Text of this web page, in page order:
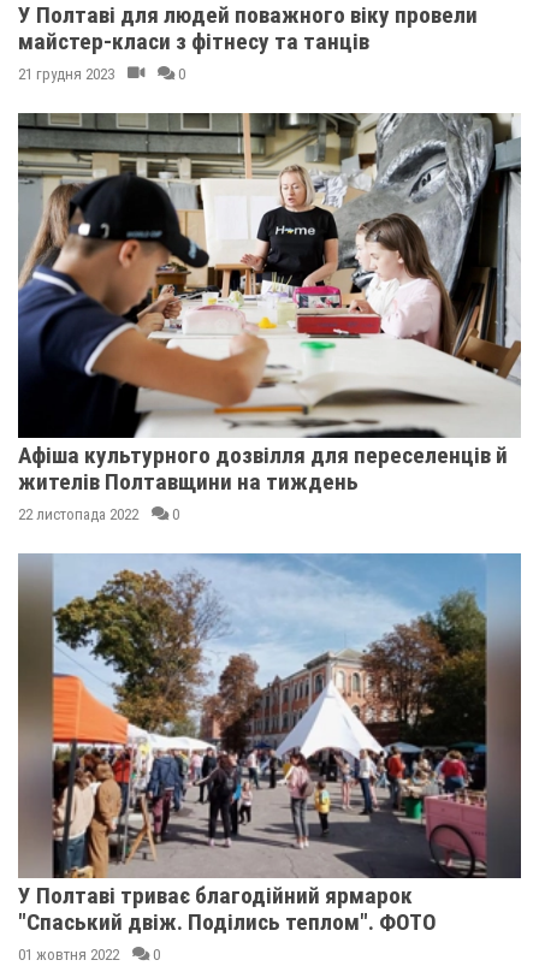
У Полтаві для людей поважного віку провели
майстер-класи з фітнесу та танців
21 грудня 2023 0
Афіша культурного дозвілля для переселенців й
жителів Полтавщини на тиждень
22 листопада 2022 0
У Полтаві триває благодійний ярмарок
"Спаський двіж. Поділись теплом". ФОТО
01 жовтня 2022 0